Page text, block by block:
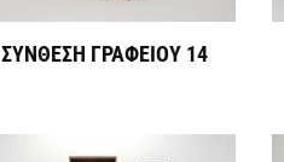
ΣΥΝΘΕΣΗ ΓΡΑΦΕΙΟΥ 14